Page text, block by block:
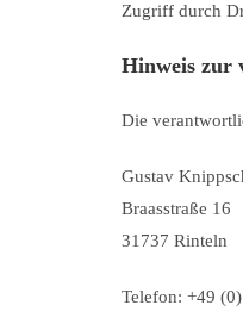
Zugriff durch
Hinweis zur
Die
Gustav
Braasstraße 16
31737 Rinteln
Telefon: +49